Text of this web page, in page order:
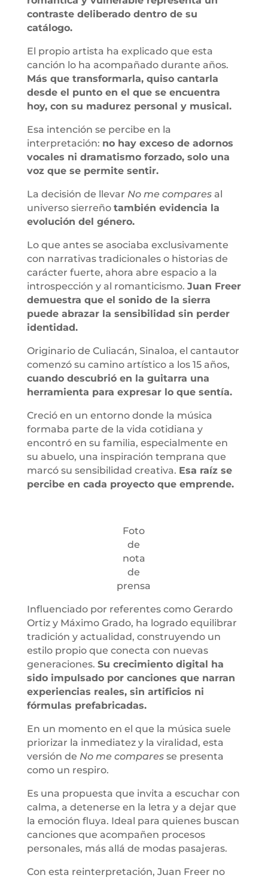
contraste deliberado dentro de su
catálogo.
El propio artista ha explicado que esta
canción lo ha acompañado durante años.
Más que transformarla, quiso cantarla
desde el punto en el que se encuentra
hoy, con su madurez personal y musical.
Esa intención se percibe en la
interpretación: no hay exceso de adornos
vocales ni dramatismo forzado, solo una
voz que se permite sentir.
La decisión de llevar No me comparesal
universo sierreño también evidencia la
evolución del género.
Lo que antes se asociaba exclusivamente
con narrativas tradicionales o historias de
carácter fuerte, ahora abre espacio a la
introspección y al romanticismo. Juan Freer
demuestra que el sonido de la sierra
puede abrazar la sensibilidad sin perder
identidad.
Originario de Culiacán, Sinaloa, el cantautor
comenzó su camino artístico a los 15 años,
cuando descubrió en la guitarra una
herramienta para expresar lo que sentía.
Creció en un entorno donde la música
formaba parte de la vida cotidiana y
encontró en su familia, especialmente en
su abuelo, una inspiración temprana que
marcó su sensibilidad creativa. Esa raíz se
percibe en cada proyecto que emprende.
Foto
de
nota
de
prensa
Influenciado por referentes como Gerardo
Ortiz y Máximo Grado, ha logrado equilibrar
tradición y actualidad, construyendo un
estilo propio que conecta con nuevas
generaciones. Su crecimiento digital ha
sido impulsado por canciones que narran
experiencias reales, sin artificios ni
fórmulas prefabricadas.
En un momento en el que la música suele
priorizar la inmediatez y la viralidad, esta
versión de No me comparesse presenta
como un respiro.
Es una propuesta que invita a escuchar con
calma, a detenerse en la letra y a dejar que
la emoción fluya. Ideal para quienes buscan
canciones que acompañen procesos
personales, más allá de modas pasajeras.
Con esta reinterpretación, Juan Freer no